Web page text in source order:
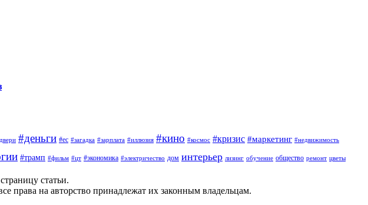
#деньги #ес #загадка #зарплата #иллюзия #кино #космос #кризис #маркетинг #недвижимость
#трамп #фильм #цт #экономика #электричество дом интерьер лизинг обучение общество ремонт цветы
статьи.
права на авторство принадлежат их законным владельцам.